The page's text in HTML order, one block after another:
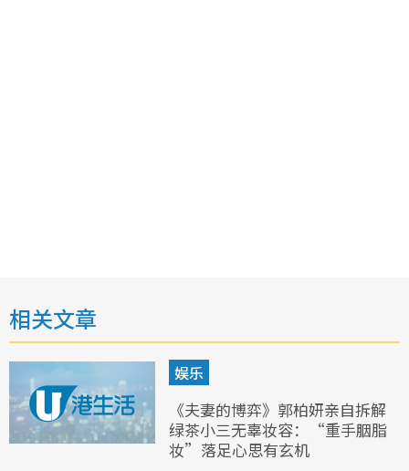
相关文章
娱乐
《夫妻的博弈》郭柏妍亲自拆解
绿茶小三无辜妆容：“重手胭脂
妆”落足心思有玄机